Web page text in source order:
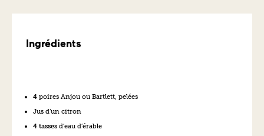
Ingrédients
4 poires Anjou ou Bartlett, pelées
Jus d’un citron
4 tasses d’eau d’érable